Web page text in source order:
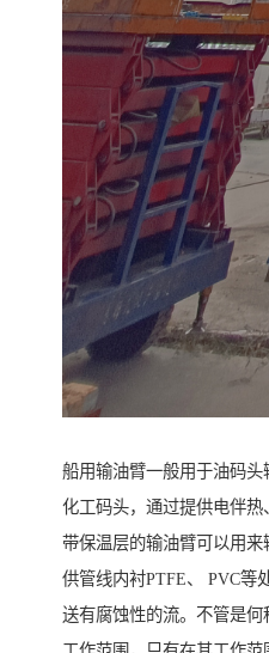
船用输油臂一般用于油码
化工码头，通过提供电伴热
带保温层的输油臂可以用
供管线内衬PTFE、 PVC等
送有腐蚀性的流。不管是